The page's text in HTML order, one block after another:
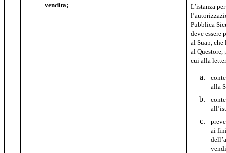
L’istanza per
Pubblica
deve essere
al Suap, che
al Questore,
cui alla
alla
ai
vendita;